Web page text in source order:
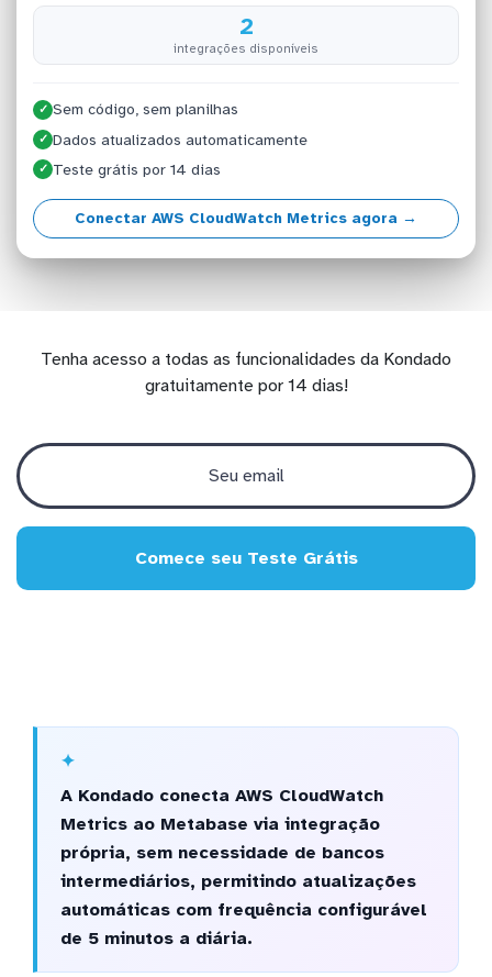
2
integrações disponíveis
✓ Sem código, sem planilhas
✓ Dados atualizados automaticamente
✓ Teste grátis por 14 dias
Conectar AWS CloudWatch Metrics agora →
Tenha acesso a todas as funcionalidades da Kondado
gratuitamente por 14 dias!
Comece seu Teste Grátis
A Kondado conecta AWS CloudWatch
Metrics ao Metabase via integração
própria, sem necessidade de bancos
intermediários, permitindo atualizações
automáticas com frequência configurável
de 5 minutos a diária.